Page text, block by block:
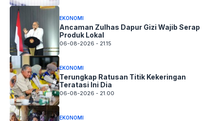
EKONOMI
Ancaman Zulhas Dapur Gizi Wajib Serap
Produk Lokal
06-08-2026 - 21.15
EKONOMI
Terungkap Ratusan Titik Kekeringan
Teratasi Ini Dia
06-08-2026 - 21.00
EKONOMI